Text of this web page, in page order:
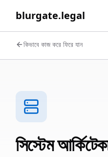
blurgate.legal
কিভাবে কাজ করে ফিরে যান
সিস্টেম